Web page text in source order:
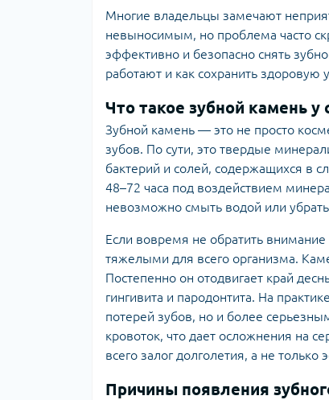
Многие владельцы замечают
невыносимым, но проблема часто
эффективно и безопасно снять
работают и как сохранить
Что такое зубной камень у
Зубной камень — это не просто
зубов. По сути, это твердые
бактерий и солей, содержащихся в
48–72 часа под воздействием
невозможно смыть водой или
Если вовремя не обратить
тяжелыми для всего организма.
Постепенно он отодвигает край
гингивита и пародонтита. На
потерей зубов, но и более
кровоток, что дает осложнения на
всего залог долголетия, а не только
Причины появления